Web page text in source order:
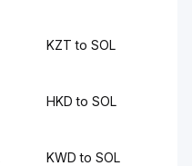
KZT to SOL
HKD to SOL
KWD to SOL